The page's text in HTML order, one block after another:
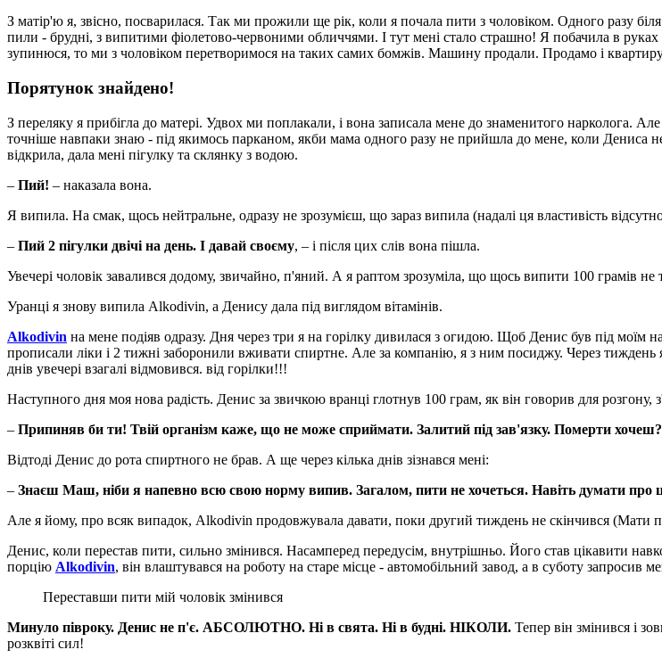
З матір'ю я, звісно, посварилася. Так ми прожили ще рік, коли я почала пити з чоловіком. Одного разу
пили - брудні, з випитими фіолетово-червоними обличчями. І тут мені стало страшно! Я побачила в
зупинюся, то ми з чоловіком перетворимося на таких самих бомжів. Машину продали. Продамо і
Порятунок знайдено!
З переляку я прибігла до матері. Удвох ми поплакали, і вона записала мене до знаменитого нарколога.
точніше навпаки знаю - під якимось парканом, якби мама одного разу не прийшла до мене, коли Дениса
відкрила, дала мені пігулку та склянку з водою.
– Пий! – наказала вона.
Я випила. На смак, щось нейтральне, одразу не зрозумієш, що зараз випила (надалі ця властивість
– Пий 2 пігулки двічі на день. І давай своєму, – і після цих слів вона пішла.
Увечері чоловік завалився додому, звичайно, п'яний. А я раптом зрозуміла, що щось випити 100 грамів не
Уранці я знову випила Alkodivin, а Денису дала під виглядом вітамінів.
Alkodivin на мене подіяв одразу. Дня через три я на горілку дивилася з огидою. Щоб Денис був під моїм
прописали ліки і 2 тижні заборонили вживати спиртне. Але за компанію, я з ним посиджу. Через тиждень
днів увечері взагалі відмовився. від горілки!!!
Наступного дня моя нова радість. Денис за звичкою вранці глотнув 100 грам, як він говорив для
– Припиняв би ти! Твій організм каже, що не може сприймати. Залитий під зав'язку. Померти хочеш?
Відтоді Денис до рота спиртного не брав. А ще через кілька днів зізнався мені:
– Знаєш Маш, ніби я напевно всю свою норму випив. Загалом, пити не хочеться. Навіть думати про
Але я йому, про всяк випадок, Alkodivin продовжувала давати, поки другий тиждень не скінчився (Мати
Денис, коли перестав пити, сильно змінився. Насамперед передусім, внутрішньо. Його став цікавити
порцію Alkodivin, він влаштувався на роботу на старе місце - автомобільний завод, а в суботу запросив
Переставши пити мій чоловік змінився
Минуло півроку. Денис не п'є. АБСОЛЮТНО. Ні в свята. Ні в будні. НІКОЛИ. Тепер він змінився і
розквіті сил!